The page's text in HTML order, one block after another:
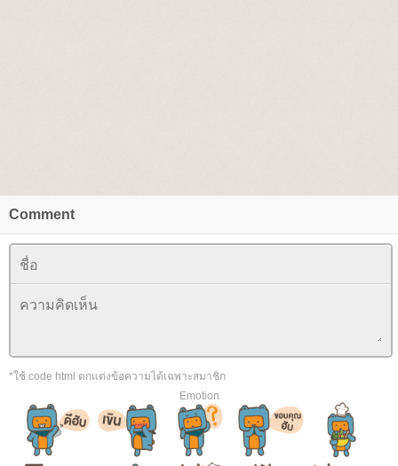
Comment
*ใช้ code html ตกแต่งข้อความได้เฉพาะสมาชิก
Emotion